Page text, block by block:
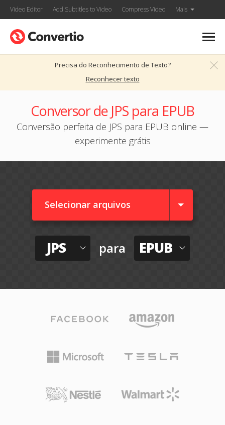
Video Editor Add Subtitles to Video Compress Video Mais
Precisa do Reconhecimento de Texto?
Reconhecer texto
Conversor de JPS para EPUB
Conversão perfeita de JPS para EPUB online —
experimente grátis
Selecionar arquivos
JPS para EPUB